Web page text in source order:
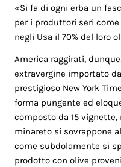
«Si fa di ogni erba un
per i produttori seri come
negli Usa il 70% del loro
America raggirati,
extravergine importato
prestigioso New York
forma pungente ed
composto da 15
minareto si sovrappone
come subdolamente si
prodotto con olive